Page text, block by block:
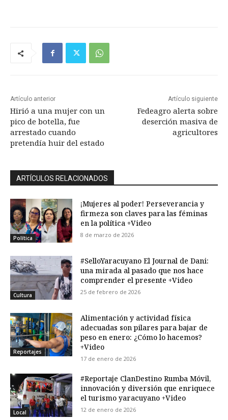
Artículo anterior
Hirió a una mujer con un
pico de botella, fue
arrestado cuando
pretendía huir del estado
Artículo siguiente
Fedeagro alerta sobre
deserción masiva de
agricultores
ARTÍCULOS RELACIONADOS
Política
¡Mujeres al poder! Perseverancia y
firmeza son claves para las féminas
en la política +Video
8 de marzo de 2026
Cultura
#SelloYaracuyano El Journal de Dani:
una mirada al pasado que nos hace
comprender el presente +Video
25 de febrero de 2026
Reportajes
Alimentación y actividad física
adecuadas son pilares para bajar de
peso en enero: ¿Cómo lo hacemos?
+Video
17 de enero de 2026
Local
#Reportaje ClanDestino Rumba Móvil,
innovación y diversión que enriquece
el turismo yaracuyano +Video
12 de enero de 2026